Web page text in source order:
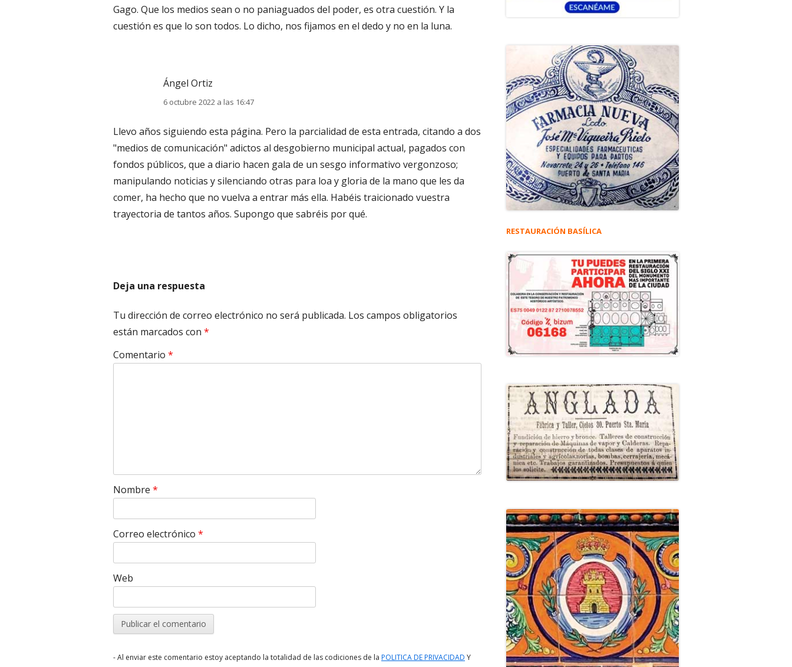
Gago. Que los medios sean o no paniaguados del poder, es otra cuestión. Y la
cuestión es que lo son todos. Lo dicho, nos fijamos en el dedo y no en la luna.
Ángel Ortiz
6 octubre 2022 a las 16:47
Llevo años siguiendo esta página. Pero la parcialidad de esta entrada, citando a dos
"medios de comunicación" adictos al desgobierno municipal actual, pagados con
fondos públicos, que a diario hacen gala de un sesgo informativo vergonzoso;
manipulando noticias y silenciando otras para loa y gloria de la mano que les da
comer, ha hecho que no vuelva a entrar más ella. Habéis traicionado vuestra
trayectoria de tantos años. Supongo que sabréis por qué.
Deja una respuesta
Tu dirección de correo electrónico no será publicada. Los campos obligatorios
están marcados con *
Comentario *
Nombre *
Correo electrónico *
Web
- Al enviar este comentario estoy aceptando la totalidad de las codiciones de la POLITICA DE PRIVACIDAD Y
RESTAURACIÓN BASÍLICA